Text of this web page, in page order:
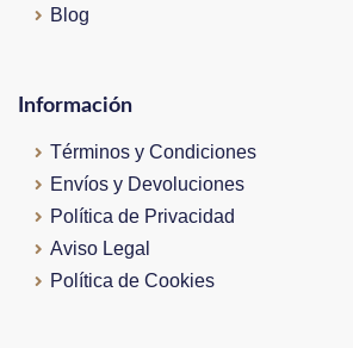
Blog
Información
Términos y Condiciones
Envíos y Devoluciones
Política de Privacidad
Aviso Legal
Política de Cookies